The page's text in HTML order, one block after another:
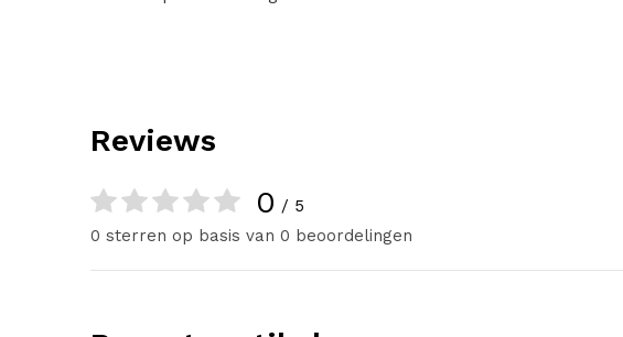
Reviews
0 / 5
0 sterren op basis van 0 beoordelingen